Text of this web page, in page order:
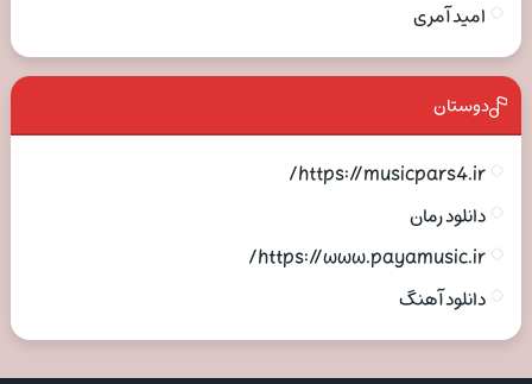
امید آمری
دوستان
https://musicpars4.ir/
دانلود رمان
https://www.payamusic.ir/
دانلود آهنگ